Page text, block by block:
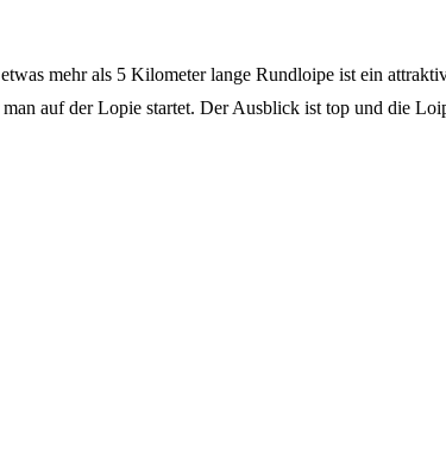
mehr als 5 Kilometer lange Rundloipe ist ein
auf der Lopie startet. Der Ausblick ist top und die